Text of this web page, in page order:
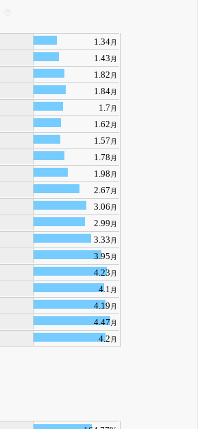
1.34月
1.43月
1.82月
1.84月
1.7月
1.62月
1.57月
1.78月
1.98月
2.67月
3.06月
2.99月
3.33月
3.95月
4.23月
4.1月
4.19月
4.47月
4.2月